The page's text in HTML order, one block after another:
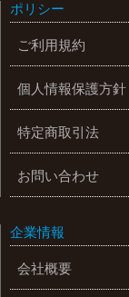
ポリシー
ご利用規約
個人情報保護方針
特定商取引法
お問い合わせ
企業情報
会社概要